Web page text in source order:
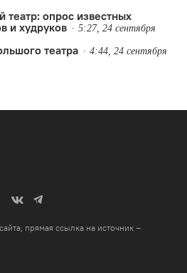
театр: опрос известных
и худруков
5:27, 24 сентября
театра 4:44, 24 сентября
прямая ссылка на источник –